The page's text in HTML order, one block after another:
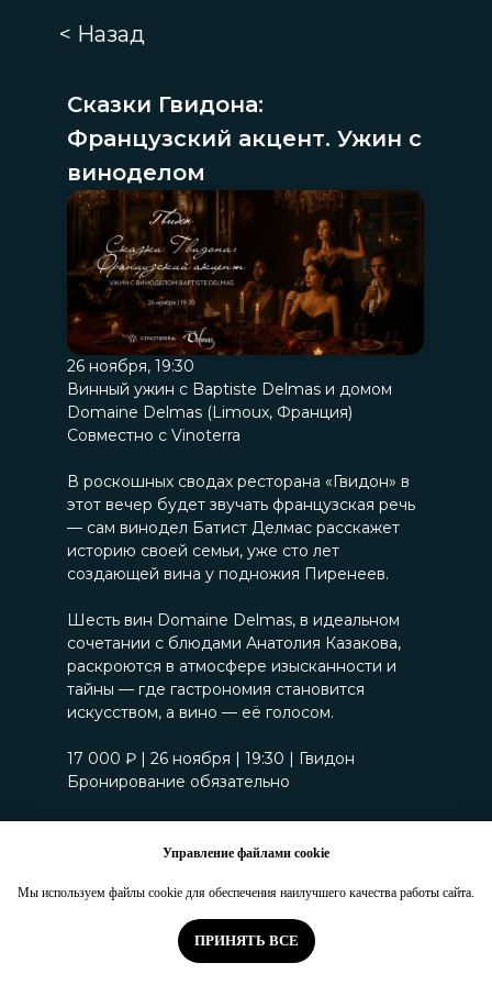
Управление файлами cookie
Мы используем файлы cookie для обеспечения наилучшего качества работы сайта.
ПРИНЯТЬ ВСЕ
Сказки Гвидона:
Французский акцент. Ужин с
виноделом
26 ноября, 19:30
Винный ужин с Baptiste Delmas и домом
Domaine Delmas (Limoux, Франция)
Совместно с Vinoterra
В роскошных сводах ресторана «Гвидон» в
этот вечер будет звучать французская речь
— сам винодел Батист Делмас расскажет
историю своей семьи, уже сто лет
создающей вина у подножия Пиренеев.
Шесть вин Domaine Delmas, в идеальном
сочетании с блюдами Анатолия Казакова,
раскроются в атмосфере изысканности и
тайны — где гастрономия становится
искусством, а вино — её голосом.
17 000 ₽ | 26 ноября | 19:30 | Гвидон
Бронирование обязательно
< Назад